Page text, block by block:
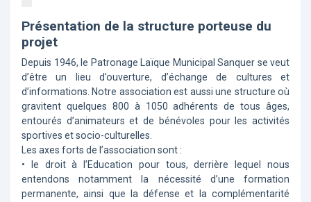
Présentation de la structure porteuse du
projet
Depuis 1946, le Patronage Laïque Municipal Sanquer se veut
d’être un lieu d’ouverture, d’échange de cultures et
d’informations. Notre association est aussi une structure où
gravitent quelques 800 à 1050 adhérents de tous âges,
entourés d’animateurs et de bénévoles pour les activités
sportives et socio-culturelles.
Les axes forts de l’association sont :
• le droit à l’Education pour tous, derrière lequel nous
entendons notamment la nécessité d’une formation
permanente, ainsi que la défense et la complémentarité